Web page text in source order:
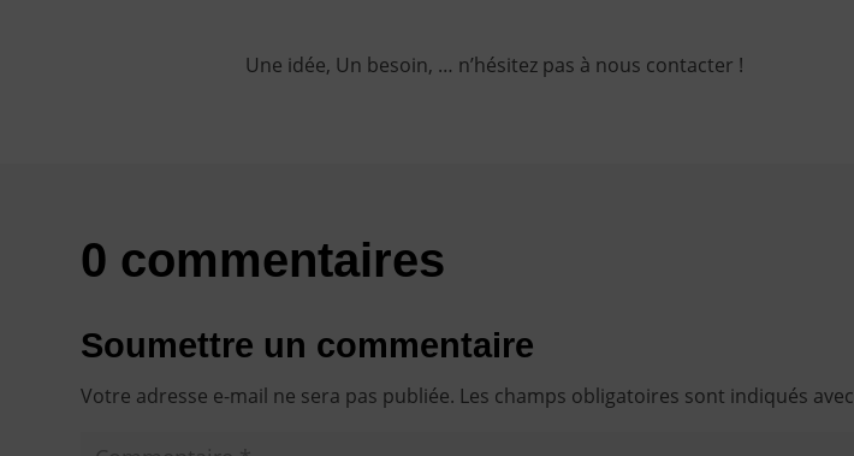
Une idée, Un besoin, … n’hésitez pas à nous contacter !
0 commentaires
Soumettre un commentaire
Votre adresse e-mail ne sera pas publiée. Les champs obligatoires sont indiqués avec